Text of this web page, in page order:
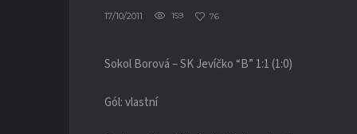
17/10/2011 159 76
Sokol Borová – SK Jevíčko “B” 1:1 (1:0)
Gól: vlastní